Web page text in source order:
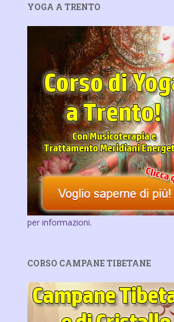
YOGA A TRENTO
per informazioni.
CORSO CAMPANE TIBETANE